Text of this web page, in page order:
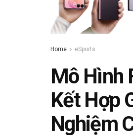
Home eSports
Mô Hình
Kết Hợp
Nghiệm